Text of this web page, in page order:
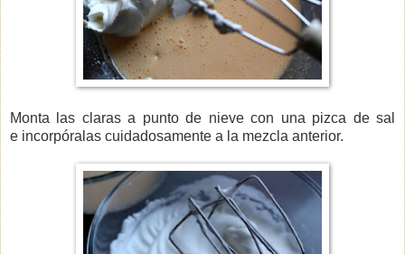
Monta las claras a punto de nieve con una pizca de sal
e incorpóralas cuidadosamente a la mezcla anterior.